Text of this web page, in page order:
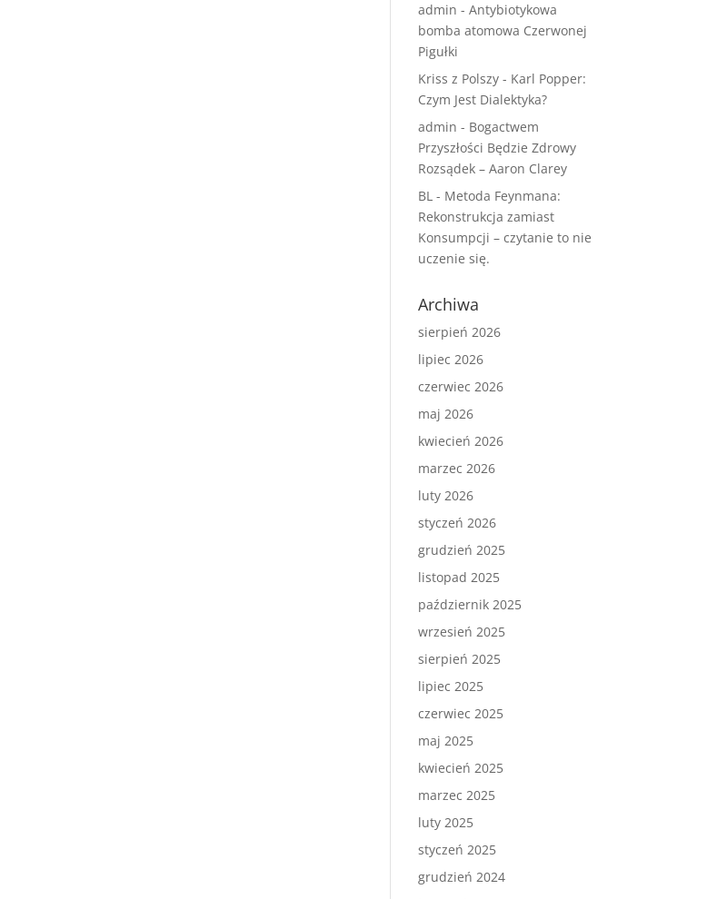
admin -Antybiotykowa
bomba atomowa Czerwonej
Pigułki
Kriss z Polszy - Karl Popper:
Czym Jest Dialektyka?
admin - Bogactwem
Przyszłości Będzie Zdrowy
Rozsądek – Aaron Clarey
BL - Metoda Feynmana:
Rekonstrukcja zamiast
Konsumpcji – czytanie to nie
uczenie się.
Archiwa
sierpień 2026
lipiec 2026
czerwiec 2026
maj 2026
kwiecień 2026
marzec 2026
luty 2026
styczeń 2026
grudzień 2025
listopad 2025
październik 2025
wrzesień 2025
sierpień 2025
lipiec 2025
czerwiec 2025
maj 2025
kwiecień 2025
marzec 2025
luty 2025
styczeń 2025
grudzień 2024